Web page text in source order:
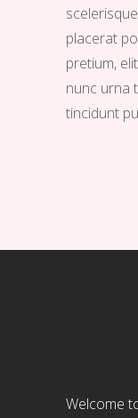
placerat
pretium,
nunc urna
tincidunt
Welcome